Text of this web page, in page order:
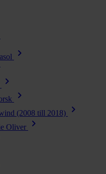
chevron_right
chevron_right
chevron_right
(2008 till 2018) chevron_right
Oliver chevron_right